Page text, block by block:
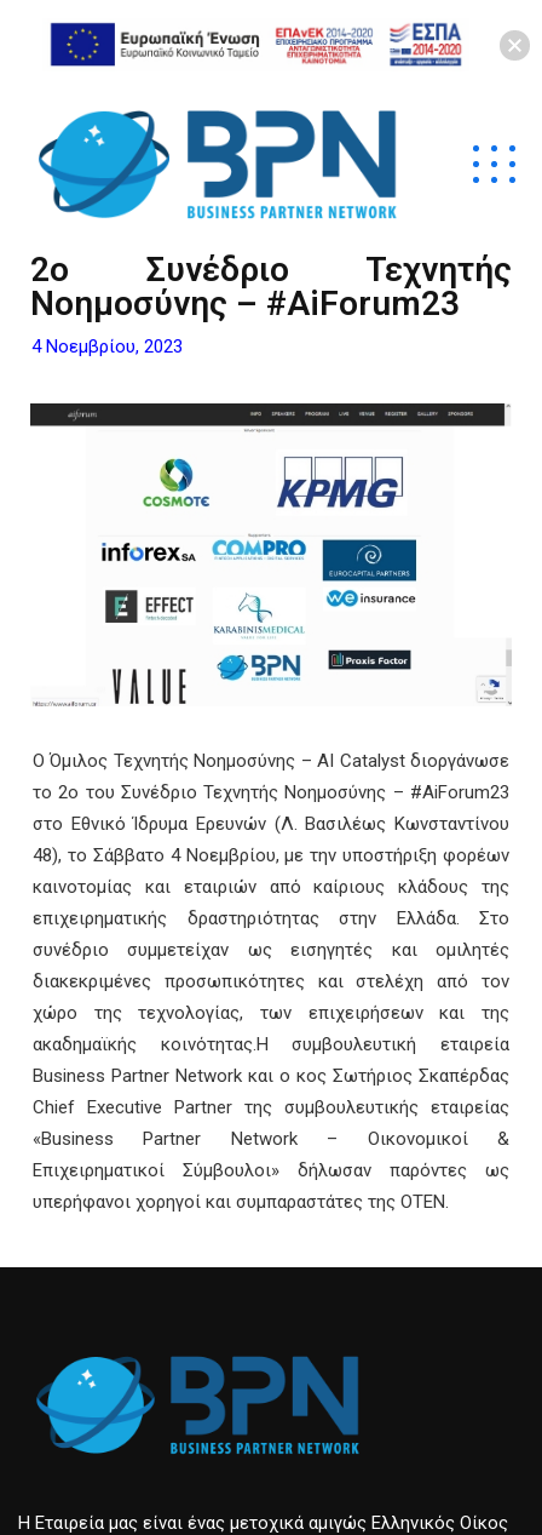
2o Συνέδριο Τεχνητής
Νοημοσύνης – #AiForum23
4 Νοεμβρίου, 2023
Ο Όμιλος Τεχνητής Νοημοσύνης – AI Catalyst διοργάνωσε
το 2o του Συνέδριο Τεχνητής Νοημοσύνης – #AiForum23
στο Εθνικό Ίδρυμα Ερευνών (Λ. Βασιλέως Κωνσταντίνου
48), το Σάββατο 4 Νοεμβρίου, με την υποστήριξη φορέων
καινοτομίας και εταιριών από καίριους κλάδους της
επιχειρηματικής δραστηριότητας στην Ελλάδα. Στο
συνέδριο συμμετείχαν ως εισηγητές και ομιλητές
διακεκριμένες προσωπικότητες και στελέχη από τον
χώρο της τεχνολογίας, των επιχειρήσεων και της
ακαδημαϊκής κοινότητας.H συμβουλευτική εταιρεία
Business Partner Network και ο κος Σωτήριος Σκαπέρδας
Chief Executive Partner της συμβουλευτικής εταιρείας
«Business Partner Network – Οικονομικοί &
Επιχειρηματικοί Σύμβουλοι» δήλωσαν παρόντες ως
υπερήφανοι χορηγοί και συμπαραστάτες της ΟΤΕΝ.
Η Εταιρεία μας είναι ένας μετοχικά αμιγώς Ελληνικός Οίκος